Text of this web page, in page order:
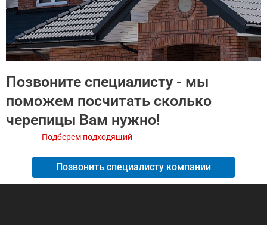
Позвоните специалисту - мы
поможем посчитать сколько
черепицы Вам нужно!
Подберем подходящий
Позвонить специалисту компании